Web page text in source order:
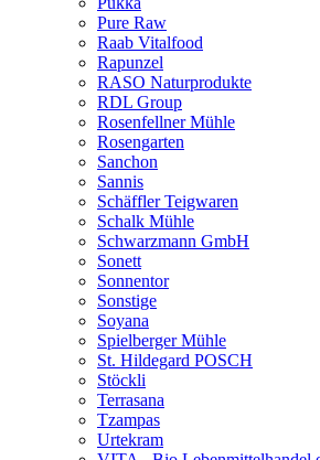
Pure Raw
Raab Vitalfood
Rapunzel
RASO Naturprodukte
RDL Group
Rosenfellner Mühle
Rosengarten
Sanchon
Sannis
Schäffler Teigwaren
Schalk Mühle
Schwarzmann GmbH
Sonett
Sonnentor
Sonstige
Soyana
Spielberger Mühle
St. Hildegard POSCH
Stöckli
Terrasana
Tzampas
Urtekram